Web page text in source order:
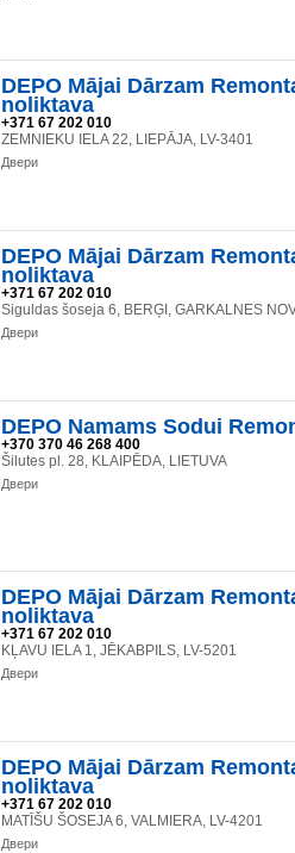
DEPO Mājai Dārzam
noliktava
+371 67 202 010
ZEMNIEKU IELA 22, LIEPĀJA, LV-3401
Двери
DEPO Mājai Dārzam
noliktava
+371 67 202 010
Siguldas šoseja 6, BERĢI, GARKALNES
Двери
DEPO Namams Sodui
+370 370 46 268 400
Šilutes pl. 28, KLAIPĒDA, LIETUVA
Двери
DEPO Mājai Dārzam
noliktava
+371 67 202 010
KĻAVU IELA 1, JĒKABPILS, LV-5201
Двери
DEPO Mājai Dārzam
noliktava
+371 67 202 010
MATĪŠU ŠOSEJA 6, VALMIERA, LV-4201
Двери